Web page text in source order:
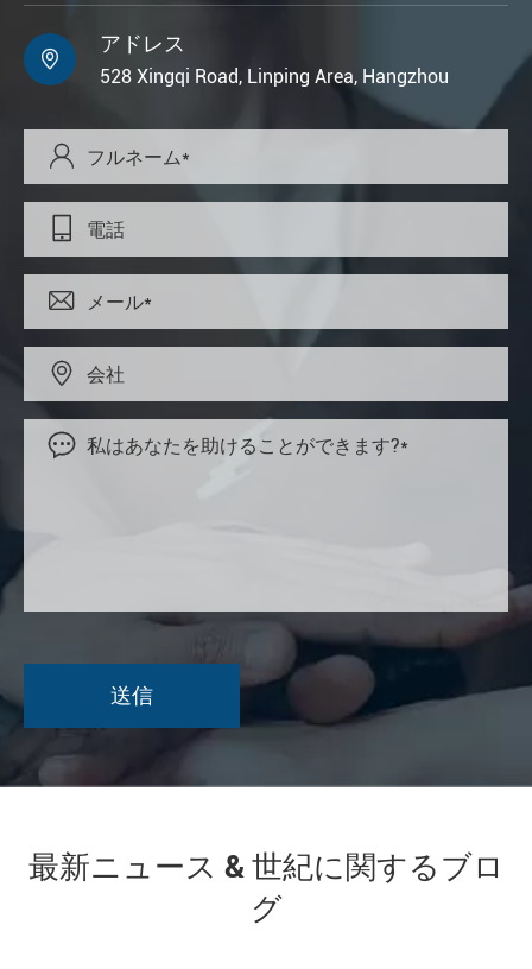

アドレス
528 Xingqi Road, Linping Area, Hangzhou





最新ニュース & 世紀に関するブロ
グ